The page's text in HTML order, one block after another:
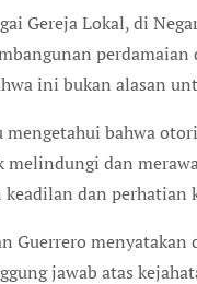
Gereja Lokal, di
ini bukan alasan
mengetahui bahwa
dan
dan perhatian
Guerrero
jawab atas